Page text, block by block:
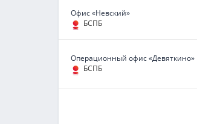
Офис «Невский»
БСПБ
Операционный офис «Девяткино»
БСПБ